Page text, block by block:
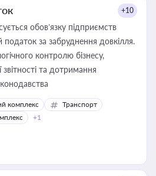
+10
обов’язку підприємств
податок за забруднення довкілля.
контролю бізнесу,
та дотримання
комплекс
Транспорт
+1